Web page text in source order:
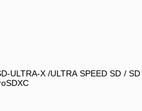
ULTRA-X /ULTRA SPEED SD /